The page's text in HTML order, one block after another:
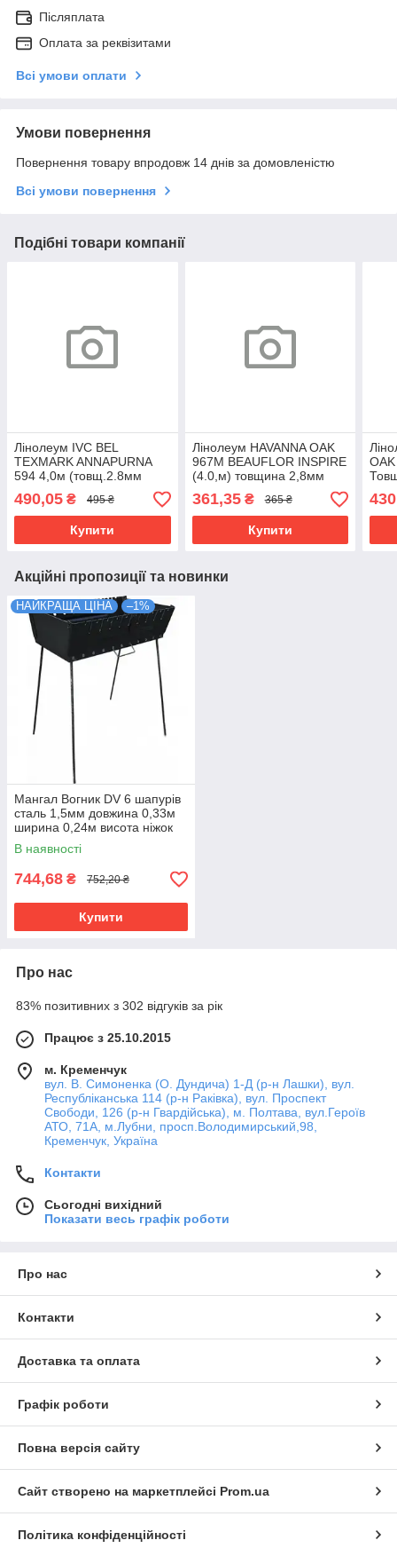
Післяплата
Оплата за реквізитами
Всі умови оплати
Умови повернення
Повернення товару впродовж 14 днів за домовленістю
Всі умови повернення
Подібні товари компанії
Лінолеум IVC BEL
TEXMARK ANNAPURNA
594 4,0м (товщ.2.8мм
,захист 0.4мм ПВХ+ текст.)
490,05 ₴ 495 ₴
Купити
Лінолеум HAVANNA OAK
967M BEAUFLOR INSPIRE
(4.0,м) товщина 2,8мм
захисний шар 0,2мм
361,35₴ 365 ₴
Купити
Акційні пропозиції та новинки
НАЙКРАЩА ЦІНА –1%
Мангал Вогник DV 6 шапурів
сталь 1,5мм довжина 0,33м
ширина 0,24м висота ніжок
0,35м
В наявності
744,68 ₴ 752,20 ₴
Купити
Про нас
83% позитивних з 302 відгуків за рік
Працює з 25.10.2015
м. Кременчук
вул. В. Симоненка (О. Дундича) 1-Д (р-н Лашки), вул.
Республіканська 114 (р-н Раківка), вул. Проспект
Свободи, 126 (р-н Гвардійська), м. Полтава, вул.Героїв
АТО, 71А, м.Лубни, просп.Володимирський,98,
Кременчук, Україна
Контакти
Сьогодні вихідний
Показати весь графік роботи
Про нас
Контакти
Доставка та оплата
Графік роботи
Повна версія сайту
Сайт створено на маркетплейсі Prom.ua
Політика конфіденційності